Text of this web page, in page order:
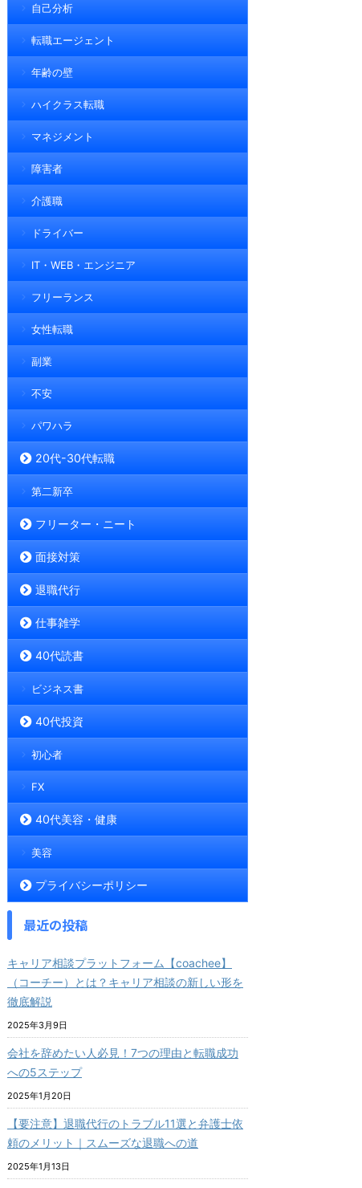
自己分析
転職エージェント
年齢の壁
ハイクラス転職
マネジメント
障害者
介護職
ドライバー
IT・WEB・エンジニア
フリーランス
女性転職
副業
不安
パワハラ
20代-30代転職
第二新卒
フリーター・ニート
面接対策
退職代行
仕事雑学
40代読書
ビジネス書
40代投資
初心者
FX
40代美容・健康
美容
プライバシーポリシー
最近の投稿
キャリア相談プラットフォーム【coachee】
（コーチー）とは？キャリア相談の新しい形を
徹底解説
2025年3月9日
会社を辞めたい人必見！7つの理由と転職成功
への5ステップ
2025年1月20日
【要注意】退職代行のトラブル11選と弁護士依
頼のメリット｜スムーズな退職への道
2025年1月13日